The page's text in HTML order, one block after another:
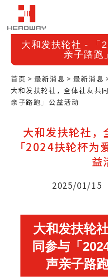
大和发扶轮社 - 「
亲子路跑
首页 最新消息
最新消息
大和发扶轮社，全体社友共
亲子路跑」公益活动
大和发扶轮社，
「2024扶轮杯为
益
2025/01/15
大和发扶轮
同参与「
声亲子路